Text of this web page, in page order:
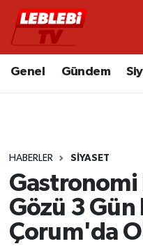
Genel Gündem
HABERLER SIYASET
Gastronomi
Gözü 3 Gün
Çorum'da
Hava Durumu
Süper Lig Puan
Tüm Manşetler
Son Dakika